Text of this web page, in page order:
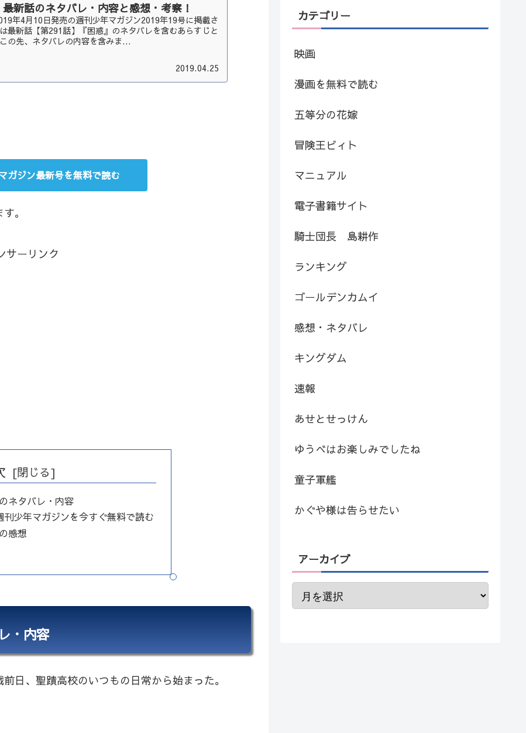
新話のネタバレ・内容と感想・考察！
年4月10日発売の週刊少年マガジン2019年19号に掲載さ
最新話【第291話】『困惑』のネタバレを含むあらすじと
の先、ネタバレの内容を含みま...
2019.04.25
ガジン最新号を無料で読む
。
サーリンク
ネタバレ・内容
少年マガジンを今すぐ無料で読む
感想
・内容
日、聖蹟高校のいつもの日常から始まった。
カテゴリー
映画
漫画を無料で読む
五等分の花嫁
冒険王ビィト
マニュアル
電子書籍サイト
騎士団長 島耕作
ランキング
ゴールデンカムイ
感想・ネタバレ
キングダム
速報
あせとせっけん
ゆうべはお楽しみでしたね
童子軍艦
かぐや様は告らせたい
アーカイブ